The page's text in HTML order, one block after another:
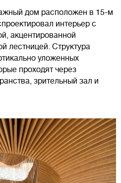
дом расположен в 15-м
интерьер с
акцентированной
лестницей. Структура
уложенных
проходят через
зрительный зал и